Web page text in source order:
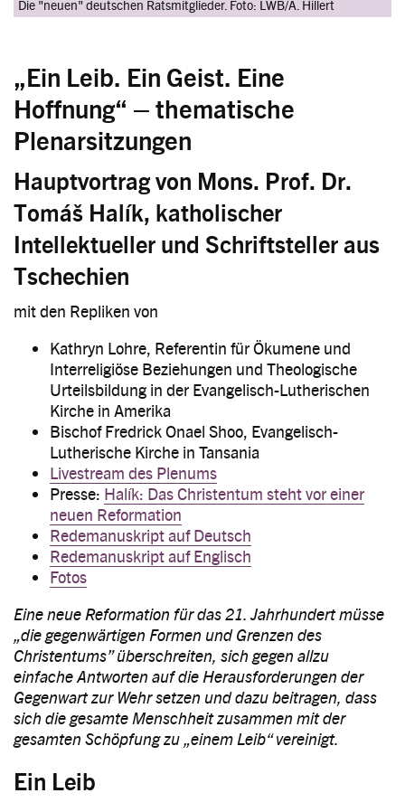
Die "neuen" deutschen Ratsmitglieder. Foto: LWB/A. Hillert
„Ein Leib. Ein Geist. Eine
Hoffnung“ – thematische
Plenarsitzungen
Hauptvortrag von Mons. Prof. Dr.
Tomáš Halík, katholischer
Intellektueller und Schriftsteller aus
Tschechien
mit den Repliken von
Kathryn Lohre, Referentin für Ökumene und
Interreligiöse Beziehungen und Theologische
Urteilsbildung in der Evangelisch-Lutherischen
Kirche in Amerika
Bischof Fredrick Onael Shoo, Evangelisch-
Lutherische Kirche in Tansania
Livestream des Plenums
Presse: Halík: Das Christentum steht vor einer
neuen Reformation
Redemanuskript auf Deutsch
Redemanuskript auf Englisch
Fotos
Eine neue Reformation für das 21. Jahrhundert müsse
„die gegenwärtigen Formen und Grenzen des
Christentums” überschreiten, sich gegen allzu
einfache Antworten auf die Herausforderungen der
Gegenwart zur Wehr setzen und dazu beitragen, dass
sich die gesamte Menschheit zusammen mit der
gesamten Schöpfung zu „einem Leib“ vereinigt.
Ein Leib